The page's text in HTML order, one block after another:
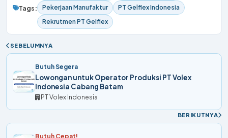
Tags:
Pekerjaan Manufaktur
PT Gelflex Indonesia
Rekrutmen PT Gelflex
SEBELUMNYA
Butuh Segera
Lowongan untuk Operator Produksi PT Volex
Indonesia Cabang Batam
PT Volex Indonesia
BERIKUTNYA
Butuh Cepat!